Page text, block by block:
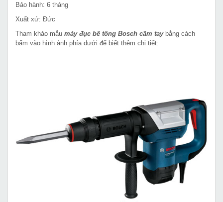
Bảo hành: 6 tháng
Xuất xứ: Đức
Tham khảo mẫu máy đục bê tông Bosch cầm taybằng cách
bấm vào hình ảnh phía dưới để biết thêm chi tiết: